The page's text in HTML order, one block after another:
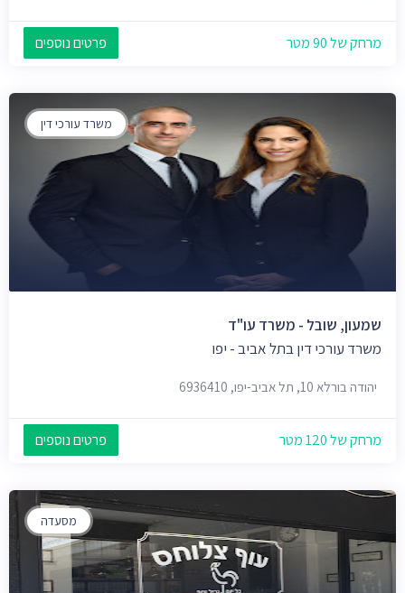
מרחק של 90 מטר פרטים נוספים
משרד עורכי דין
שמעון, שובל - משרד עו"ד
משרד עורכי דין בתל אביב - יפו
יהודה בורלא 10, תל אביב-יפו, 6936410
מרחק של 120 מטר פרטים נוספים
מסעדה